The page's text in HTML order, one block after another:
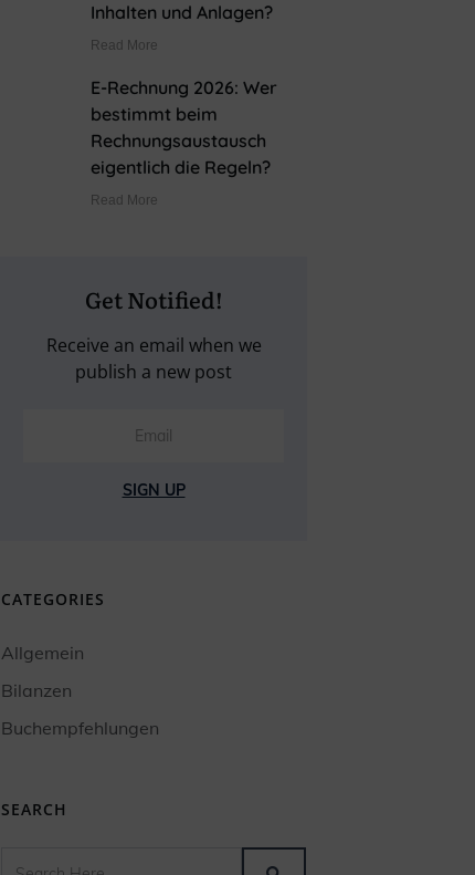
Inhalten und Anlagen?
Read More
E-Rechnung 2026: Wer
bestimmt beim
Rechnungsaustausch
eigentlich die Regeln?
Read More
Get Notified!
Receive an email when we
publish a new post
SIGN UP
CATEGORIES
Allgemein
Bilanzen
Buchempfehlungen
SEARCH